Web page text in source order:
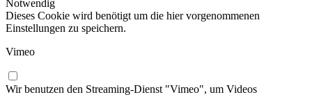
Notwendig
Dieses Cookie wird benötigt um die hier vorgenommenen
Einstellungen zu speichern.
Vimeo
Wir benutzen den Streaming-Dienst "Vimeo", um Videos